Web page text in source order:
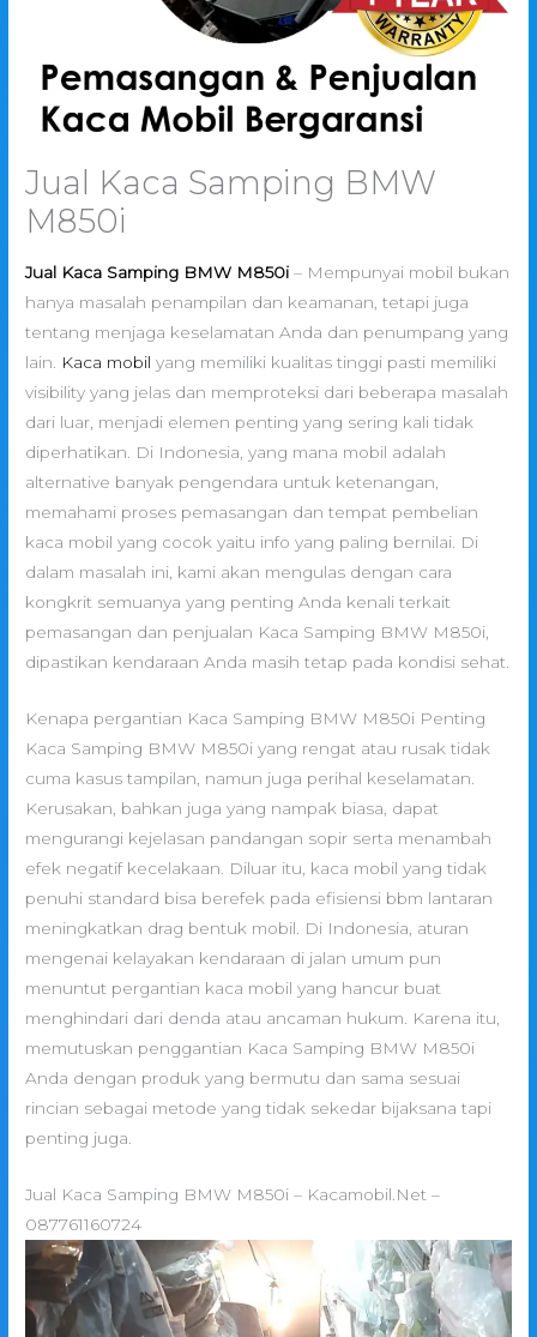
Jual Kaca Samping BMW
M850i
Jual Kaca Samping BMW M850i – Mempunyai mobil bukan
hanya masalah penampilan dan keamanan, tetapi juga
tentang menjaga keselamatan Anda dan penumpang yang
lain.
Kaca mobil yang memiliki kualitas tinggi pasti memiliki
visibility yang jelas dan memproteksi dari beberapa masalah
dari luar, menjadi elemen penting yang sering kali tidak
diperhatikan. Di Indonesia, yang mana mobil adalah
alternative banyak pengendara untuk ketenangan,
memahami proses pemasangan dan tempat pembelian
kaca mobil yang cocok yaitu info yang paling bernilai. Di
dalam masalah ini, kami akan mengulas dengan cara
kongkrit semuanya yang penting Anda kenali terkait
pemasangan dan penjualan Kaca Samping BMW M850i,
dipastikan kendaraan Anda masih tetap pada kondisi sehat.
Kenapa pergantian Kaca Samping BMW M850i Penting
Kaca Samping BMW M850i yang rengat atau rusak tidak
cuma kasus tampilan, namun juga perihal keselamatan.
Kerusakan, bahkan juga yang nampak biasa, dapat
mengurangi kejelasan pandangan sopir serta menambah
efek negatif kecelakaan. Diluar itu, kaca mobil yang tidak
penuhi standard bisa berefek pada efisiensi bbm lantaran
meningkatkan drag bentuk mobil. Di Indonesia, aturan
mengenai kelayakan kendaraan di jalan umum pun
menuntut pergantian kaca mobil yang hancur buat
menghindari dari denda atau ancaman hukum. Karena itu,
memutuskan penggantian Kaca Samping BMW M850i
Anda dengan produk yang bermutu dan sama sesuai
rincian sebagai metode yang tidak sekedar bijaksana tapi
penting juga.
Jual Kaca Samping BMW M850i – Kacamobil.Net –
087761160724